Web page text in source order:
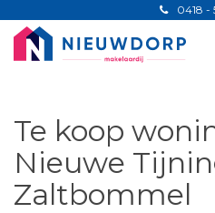
0418 -
Te koop
Nieuwe
Zaltbommel